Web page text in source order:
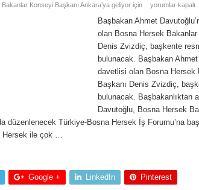
Konseyi Başkanı Ankara’ya geliyor için yorumlar kapalı
Başbakan Ahmet
olan Bosna Hersek
Denis Zvizdiç, başkente
bulunacak. Başbakan
davetlisi olan Bosna Hersek
Başkanı Denis Zvizdiç,
bulunacak. Başbakanlıktan
Davutoğlu, Bosna Hersek
düzenlenecek Türkiye-Bosna Hersek İş Forumu’na
Hersek ile çok …
Google + LinkedIn Pinterest